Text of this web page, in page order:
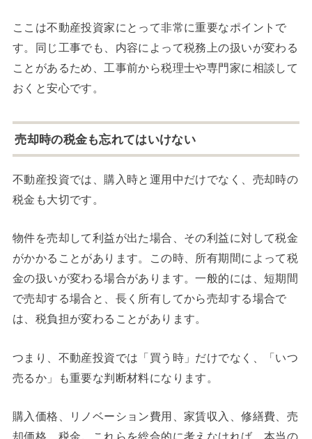
ここは不動産投資家にとって非常に重要なポイントで
す。同じ工事でも、内容によって税務上の扱いが変わる
ことがあるため、工事前から税理士や専門家に相談して
おくと安心です。
売却時の税金も忘れてはいけない
不動産投資では、購入時と運用中だけでなく、売却時の
税金も大切です。
物件を売却して利益が出た場合、その利益に対して税金
がかかることがあります。この時、所有期間によって税
金の扱いが変わる場合があります。一般的には、短期間
で売却する場合と、長く所有してから売却する場合で
は、税負担が変わることがあります。
つまり、不動産投資では「買う時」だけでなく、「いつ
売るか」も重要な判断材料になります。
購入価格、リノベーション費用、家賃収入、修繕費、売
却価格、税金。これらを総合的に考えなければ、本当の